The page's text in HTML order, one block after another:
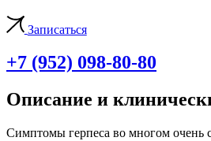
Записаться
+7 (952) 098-80-80
Описание и
Симптомы герпеса во многом очень